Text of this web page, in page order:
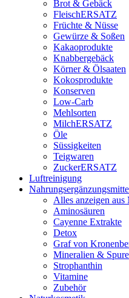
Brot & Gebäck
FleischERSATZ
Früchte & Nüsse
Gewürze & Soßen
Kakaoprodukte
Knabbergebäck
Körner & Ölsaaten
Kokosprodukte
Konserven
Low-Carb
Mehlsorten
MilchERSATZ
Öle
Süssigkeiten
Teigwaren
ZuckerERSATZ
Luftreinigung
Alles anzeigen aus
Aminosäuren
Cayenne Extrakte
Detox
Graf von
Mineralien &
Strophanthin
Vitamine
Zubehör